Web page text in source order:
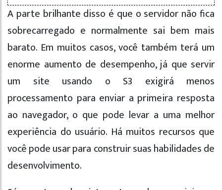
A parte brilhante disso é que o servidor não fica
sobrecarregado e normalmente sai bem mais
barato. Em muitos casos, você também terá um
enorme aumento de desempenho, já que servir
um site usando o S3 exigirá menos
processamento para enviar a primeira resposta
ao navegador, o que pode levar a uma melhor
experiência do usuário. Há muitos recursos que
você pode usar para construir suas habilidades de
desenvolvimento.